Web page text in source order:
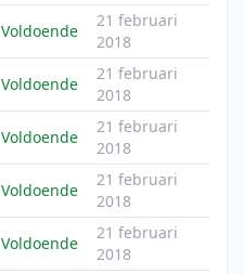
Voldoende
21 februari
2018
Voldoende
21 februari
2018
Voldoende
21 februari
2018
Voldoende
21 februari
2018
Voldoende
21 februari
2018